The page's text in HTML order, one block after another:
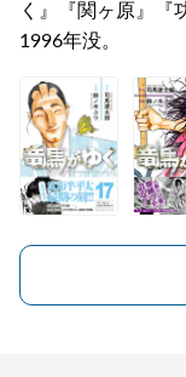
く』『関ヶ原』『
1996年没。